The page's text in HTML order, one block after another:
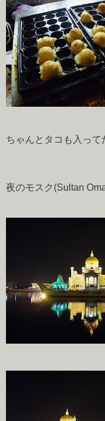
ちゃんとタコも入って
夜のモスク(Sultan